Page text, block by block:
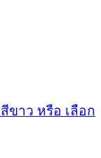
ขาว หรือ เลือก